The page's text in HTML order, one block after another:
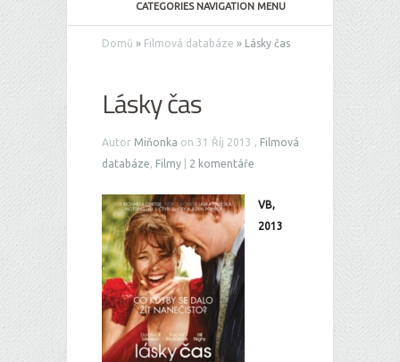
CATEGORIES NAVIGATION MENU
Domů » Filmová databáze » Lásky čas
Lásky čas
Autor Miňonka on 31 Říj 2013 , Filmová
databáze, Filmy 2 komentáře
VB,
2013